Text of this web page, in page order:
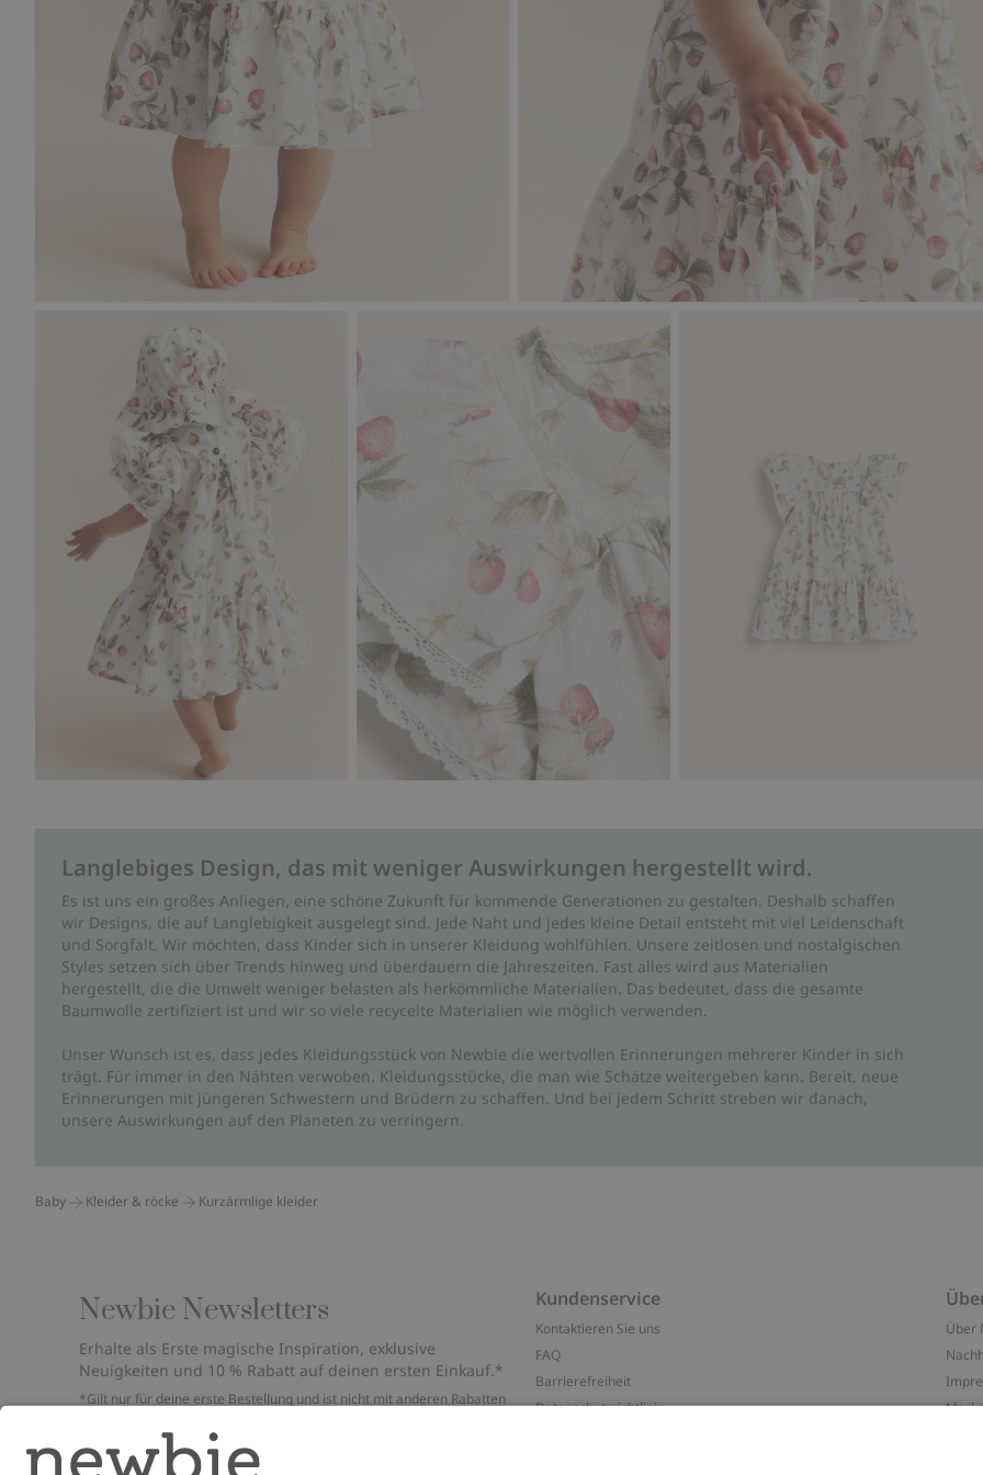
Langlebiges Design, das mit weniger Auswirkungen hergestellt wird.
Es ist uns ein großes Anliegen, eine schöne Zukunft für kommende Generationen zu gestalten. Deshalb schaffen
wir Designs, die auf Langlebigkeit ausgelegt sind. Jede Naht und jedes kleine Detail entsteht mit viel Leidenschaft
und Sorgfalt. Wir möchten, dass Kinder sich in unserer Kleidung wohlfühlen. Unsere zeitlosen und nostalgischen
Styles setzen sich über Trends hinweg und überdauern die Jahreszeiten. Fast alles wird aus Materialien
hergestellt, die die Umwelt weniger belasten als herkömmliche Materialien. Das bedeutet, dass die gesamte
Baumwolle zertifiziert ist und wir so viele recycelte Materialien wie möglich verwenden.
Unser Wunsch ist es, dass jedes Kleidungsstück von Newbie die wertvollen Erinnerungen mehrerer Kinder in sich
trägt. Für immer in den Nähten verwoben. Kleidungsstücke, die man wie Schätze weitergeben kann. Bereit, neue
Erinnerungen mit jüngeren Schwestern und Brüdern zu schaffen. Und bei jedem Schritt streben wir danach,
unsere Auswirkungen auf den Planeten zu verringern.
Baby Kleider & röcke Kurzärmlige kleider
Newbie Newsletters
Erhalte als Erste magische Inspiration, exklusive
Neuigkeiten und 10 % Rabatt auf deinen ersten Einkauf.*
*Gilt nur für deine erste Bestellung und ist nicht mit anderen Rabatten
überprüfe deinen Spam-Ordner. Lies unsere
FAQ & Cookie-Richtlinie
Kundenservice
Kontaktieren Sie uns
FAQ
Barrierefreiheit
Datenschutzrichtlinie
Über